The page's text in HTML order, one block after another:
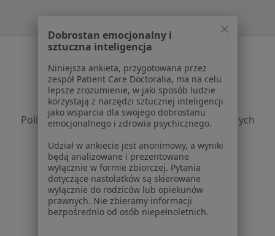
Serwis
Regulamin
Polityka prywatności pacjentów
Polityka prywatności profesjonalistów
Polityka prywatności dla profesjonalistów, których
Polityka cookies
Jak działają wyniki wyszukiwania
Dostępność
O nas
Praca Rekrutujemy!
Dobrostan emocjonalny i
sztuczna inteligencja
Niniejsza ankieta, przygotowana przez
zespół Patient Care Doctoralia, ma na celu
lepsze zrozumienie, w jaki sposób ludzie
korzystają z narzędzi sztucznej inteligencji
jako wsparcia dla swojego dobrostanu
emocjonalnego i zdrowia psychicznego.
Udział w ankiecie jest anonimowy, a wyniki
będą analizowane i prezentowane
wyłącznie w formie zbiorczej. Pytania
dotyczące nastolatków są skierowane
wyłącznie do rodziców lub opiekunów
prawnych. Nie zbieramy informacji
bezpośrednio od osób niepełnoletnich.